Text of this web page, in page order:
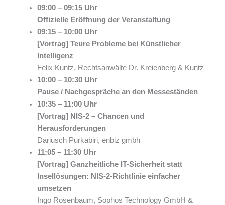
09:00 – 09:15 Uhr
Offizielle Eröffnung der Veranstaltung
09:15 – 10:00 Uhr
[Vortrag] Teure Probleme bei Künstlicher
Intelligenz
Felix Kuntz, Rechtsanwälte Dr. Kreienberg & Kuntz
10:00 – 10:30 Uhr
Pause / Nachgespräche an den Messeständen
10:35 – 11:00 Uhr
[Vortrag] NIS-2 – Chancen und
Herausforderungen
Dariusch Purkabiri, enbiz gmbh
11:05 – 11:30 Uhr
[Vortrag] Ganzheitliche IT-Sicherheit statt
Insellösungen: NIS-2-Richtlinie einfacher
umsetzen
Ingo Rosenbaum, Sophos Technology GmbH &